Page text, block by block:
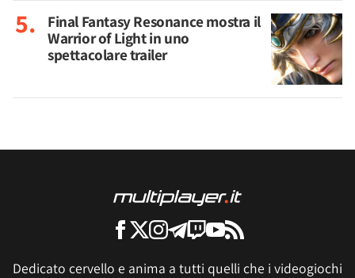
Final Fantasy Resonance mostra il
Warrior of Light in uno
spettacolare trailer
Dedicato cervello e anima a tutti quelli che i videogiochi